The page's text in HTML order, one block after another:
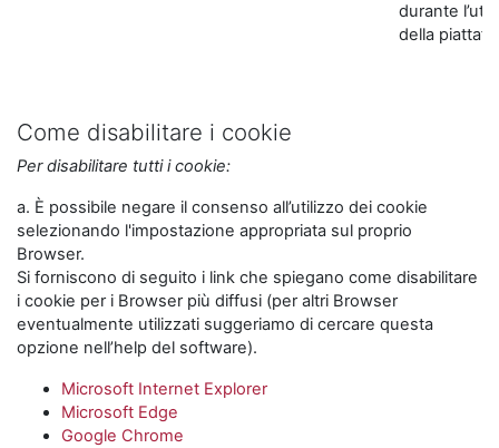
durante
della
Come disabilitare i cookie
Per disabilitare tutti i cookie:
a. È possibile negare il consenso all’utilizzo dei cookie
selezionando l'impostazione appropriata sul proprio
Browser.
Si forniscono di seguito i link che spiegano come disabilitare
i cookie per i Browser più diffusi (per altri Browser
eventualmente utilizzati suggeriamo di cercare questa
opzione nell’help del software).
Microsoft Internet Explorer
Microsoft Edge
Google Chrome